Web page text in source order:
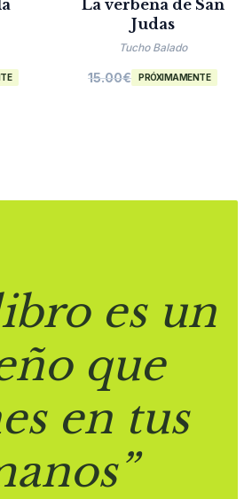
La verbena de San
Judas
Tucho Balado
15.00€ PRÓXIMAMENTE
es un
que
en tus